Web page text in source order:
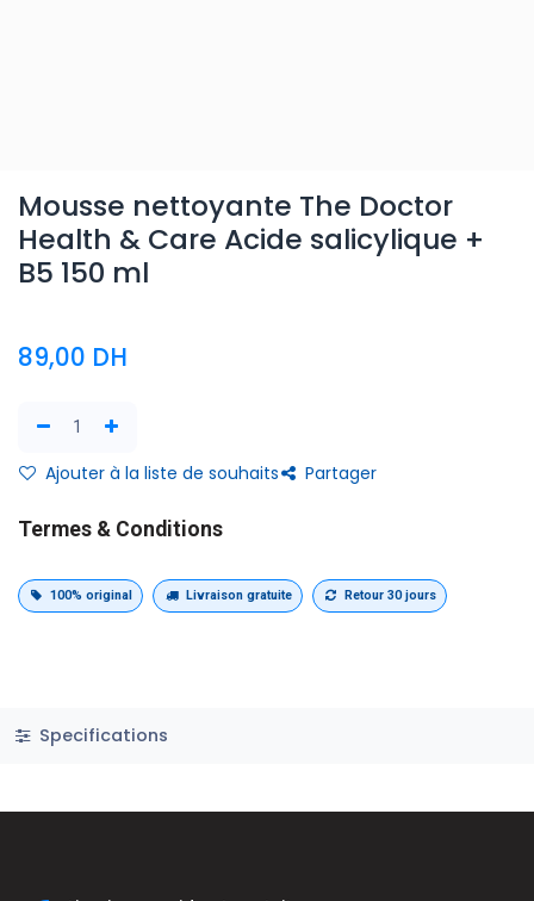
Mousse nettoyante The Doctor
Health & Care Acide salicylique +
B5 150 ml
89,00 DH
Ajouter à la liste de souhaits Partager
Termes & Conditions
100% original Livraison gratuite Retour 30 jours
Specifications